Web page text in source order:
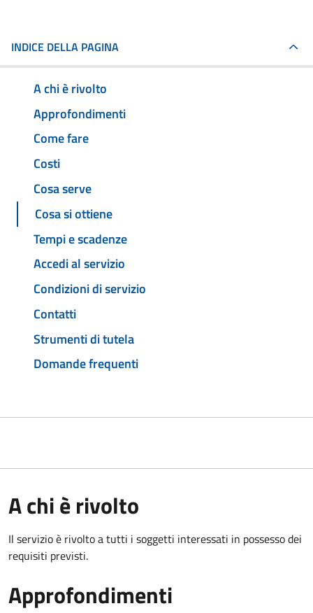
INDICE DELLA PAGINA
A chi è rivolto
Approfondimenti
Come fare
Costi
Cosa serve
Cosa si ottiene
Tempi e scadenze
Accedi al servizio
Condizioni di servizio
Contatti
Strumenti di tutela
Domande frequenti
A chi è rivolto
Il servizio è rivolto a tutti i soggetti interessati in possesso dei
requisiti previsti.
Approfondimenti